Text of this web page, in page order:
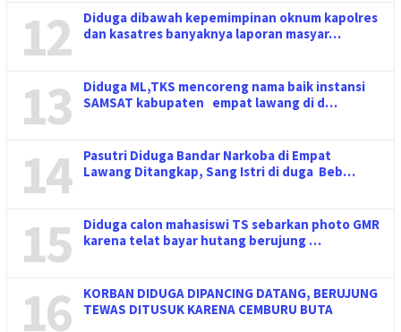
12
Diduga dibawah kepemimpinan oknum kapolres
dan kasatres banyaknya laporan masyar…
13
Diduga ML,TKS mencoreng nama baik instansi
SAMSAT kabupaten empat lawang di d…
14
Pasutri Diduga Bandar Narkoba di Empat
Lawang Ditangkap, Sang Istri di duga Beb…
15
Diduga calon mahasiswi TS sebarkan photo GMR
karena telat bayar hutang berujung …
16
KORBAN DIDUGA DIPANCING DATANG, BERUJUNG
TEWAS DITUSUK KARENA CEMBURU BUTA